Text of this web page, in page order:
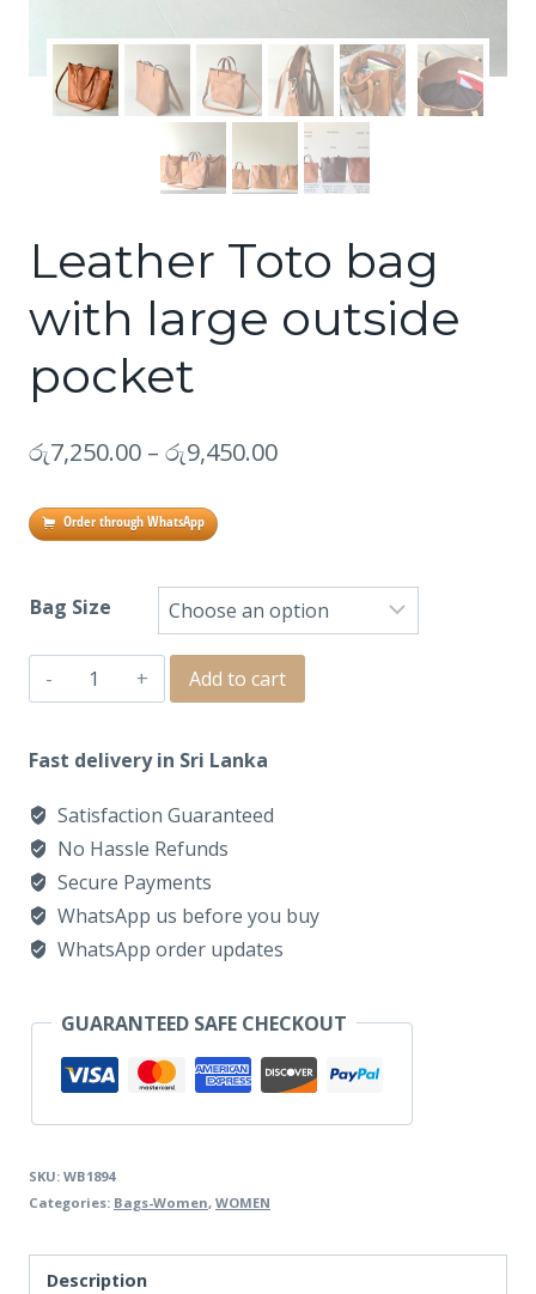
Leather Toto bag
with large outside
pocket
රු7,250.00 – රු9,450.00
Order through WhatsApp
Bag Size
Leather
Toto
bag
large
outside
pocket
quantity
Add to cart
Fast delivery in Sri Lanka
Satisfaction Guaranteed
No Hassle Refunds
Secure Payments
WhatsApp us before you buy
WhatsApp order updates
GUARANTEED SAFE CHECKOUT
SKU: WB1894
Categories: Bags-Women, WOMEN
Description